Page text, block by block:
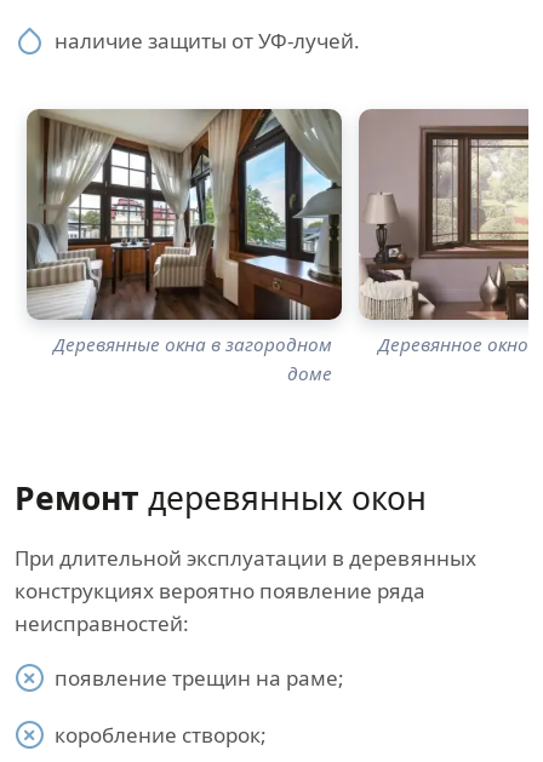
наличие защиты от УФ-лучей.
Деревянные окна в загородном
доме
Деревянное окно
Ремонт деревянных окон
При длительной эксплуатации в деревянных
конструкциях вероятно появление ряда
неисправностей:
появление трещин на раме;
коробление створок;